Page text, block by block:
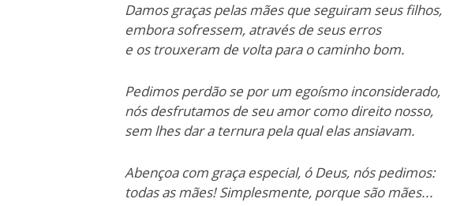
Damos graças pelas mães que seguiram seus filhos,
embora sofressem, através de seus erros
e os trouxeram de volta para o caminho bom.
Pedimos perdão se por um egoísmo inconsiderado,
nós desfrutamos de seu amor como direito nosso,
sem lhes dar a ternura pela qual elas ansiavam.
Abençoa com graça especial, ó Deus, nós pedimos:
todas as mães! Simplesmente, porque são mães...